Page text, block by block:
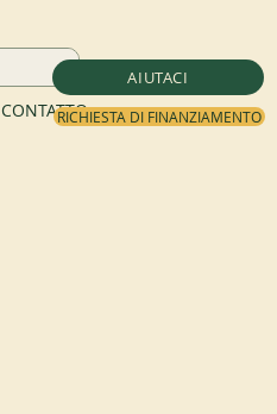
AIUTACI
RICHIESTA DI FINANZIAMENTO
CONTATTO